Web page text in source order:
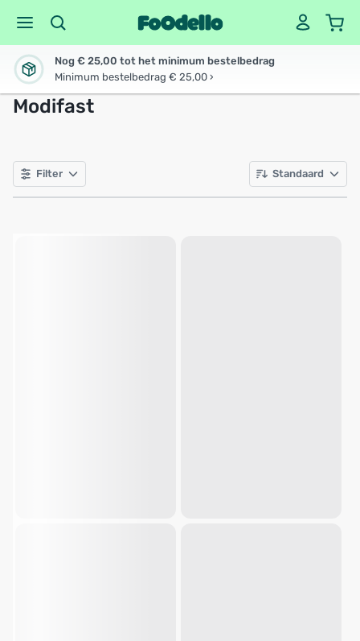
Nog € 25,00 tot het minimum bestelbedrag
Minimum bestelbedrag € 25,00 ›
Modifast
Filter Standaard